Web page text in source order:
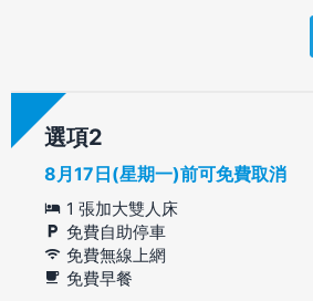
選項
8月17日(星期一)前可免費取消
1 張加大雙人床
免費自助停車
免費無線上網
免費早餐